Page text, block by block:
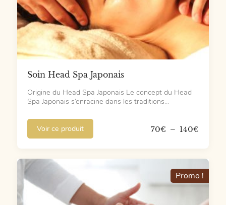
Soin Head Spa Japonais
Origine du Head Spa Japonais Le concept du Head
Spa Japonais s’enracine dans les traditions…
Voir ce produit 70€ – 140€
70€
à
140€
Promo !